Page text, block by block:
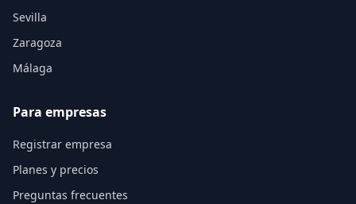
Sevilla
Zaragoza
Málaga
Para empresas
Registrar empresa
Planes y precios
Preguntas frecuentes